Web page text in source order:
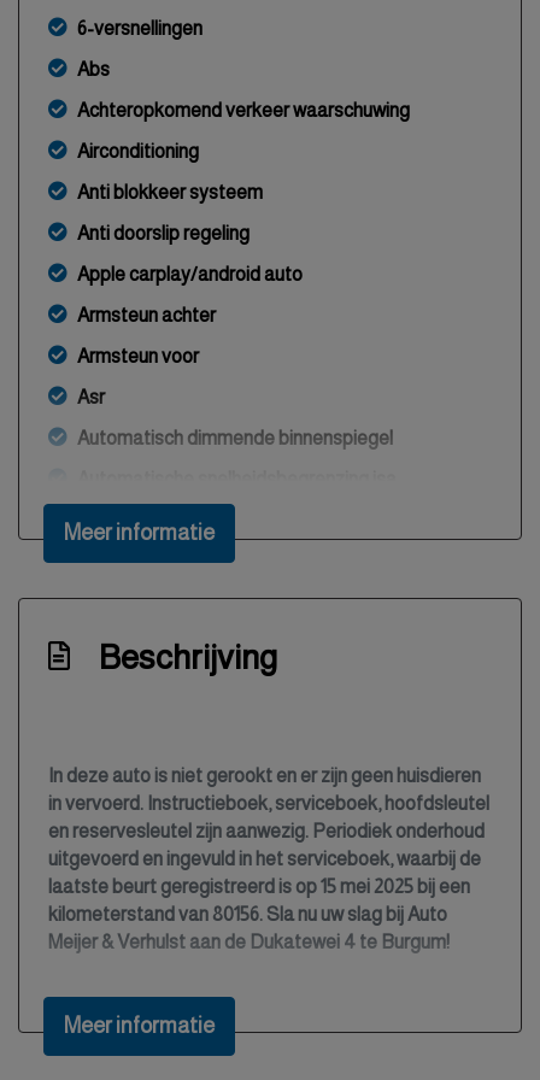
6-versnellingen
Abs
Achteropkomend verkeer waarschuwing
Airconditioning
Anti blokkeer systeem
Anti doorslip regeling
Apple carplay/android auto
Armsteun achter
Armsteun voor
Asr
Automatisch dimmende binnenspiegel
Autonomous emergency braking
Bestuurdersairbag
Bestuurdersstoel in hoogte verstelbaar
Bluetooth
Bots waarschuwing systeem
Brake assist system
Buitentemperatuurmeter
Bumpers en spiegels in carrosseriekleur
Bumpers in carrosseriekleur
afstandsbediening
Meer informatie
Beschrijving
In deze auto is niet gerookt en er zijn geen huisdieren
in vervoerd. Instructieboek, serviceboek, hoofdsleutel
en reservesleutel zijn aanwezig. Periodiek onderhoud
uitgevoerd en ingevuld in het serviceboek, waarbij de
laatste beurt geregistreerd is op 15 mei 2025 bij een
kilometerstand van 80156. Sla nu uw slag bij Auto
Meijer & Verhulst aan de Dukatewei 4 te Burgum!
Meer informatie